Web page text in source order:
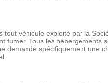
tout véhicule exploité par la
fumer. Tous les hébergements
demande spécifiquement une